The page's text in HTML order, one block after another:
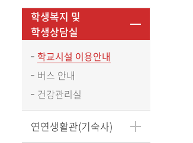
학생복지 및
학생상담실
학교시설 이용안내
버스 안내
건강관리실
연연생활관(기숙사)